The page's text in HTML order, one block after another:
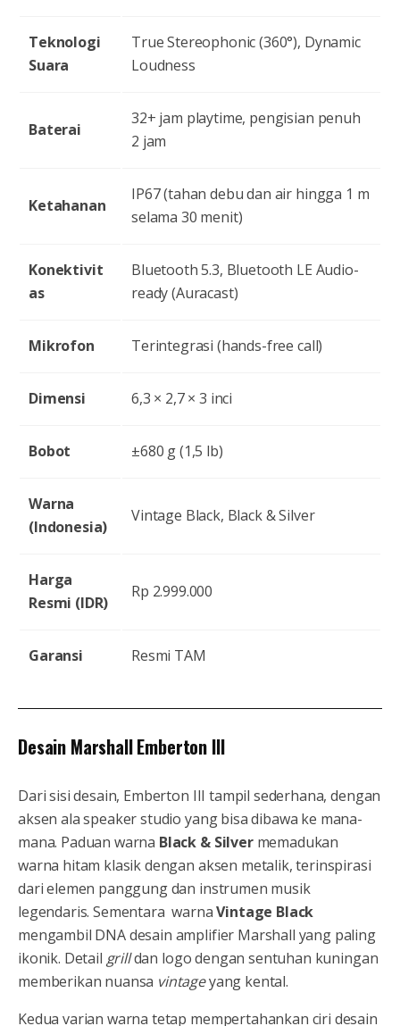
Teknologi
Suara
True Stereophonic (360°), Dynamic
Loudness
Baterai
32+ jam playtime, pengisian penuh
2 jam
Ketahanan
IP67 (tahan debu dan air hingga 1 m
selama 30 menit)
Konektivit
as
Bluetooth 5.3, Bluetooth LE Audio-
ready (Auracast)
Mikrofon Terintegrasi (hands-free call)
Dimensi 6,3 × 2,7 × 3 inci
Bobot ±680 g (1,5 lb)
Warna
(Indonesia)
Vintage Black, Black & Silver
Harga
Resmi (IDR)
Rp 2.999.000
Garansi Resmi TAM
Desain Marshall Emberton III
Dari sisi desain, Emberton III tampil sederhana, dengan
aksen ala speaker studio yang bisa dibawa ke mana-
mana. Paduan warna Black & Silvermemadukan
warna hitam klasik dengan aksen metalik, terinspirasi
dari elemen panggung dan instrumen musik
legendaris. Sementara warnaVintage Black
mengambil DNA desain amplifier Marshall yang paling
ikonik. Detail grilldan logo dengan sentuhan kuningan
memberikan nuansa vintageyang kental.
Kedua varian warna tetap mempertahankan ciri desain